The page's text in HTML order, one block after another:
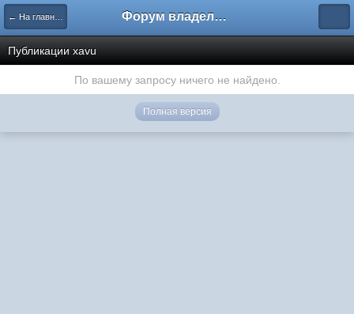
← На главную Форум владельцев интернет-магазинов
Публикации xavu
По вашему запросу ничего не найдено.
Полная версия